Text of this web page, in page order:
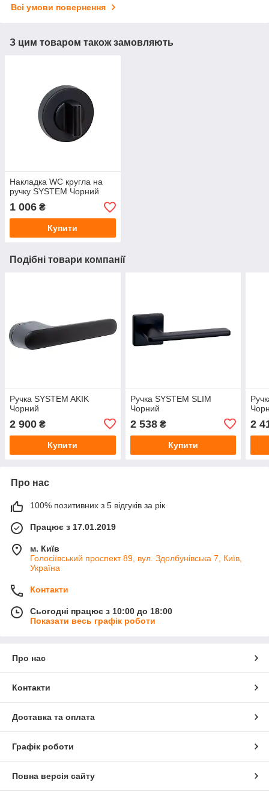
Всі умови повернення
З цим товаром також замовляють
Накладка WC кругла на
ручку SYSTEM Чорний
1 006 ₴
Купити
Подібні товари компанії
Ручка SYSTEM AKIK
Чорний
2 900 ₴
Купити
Ручка SYSTEM SLIM
Чорний
2 538₴
Купити
2
Про нас
100% позитивних з 5 відгуків за рік
Працює з 17.01.2019
м. Київ
Голосіївський проспект 89, вул. Здолбунівська 7, Київ,
Україна
Контакти
Сьогодні працює з 10:00 до 18:00
Показати весь графік роботи
Про нас
Контакти
Доставка та оплата
Графік роботи
Повна версія сайту